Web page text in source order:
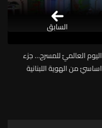
اليوم العالميّ للمسرح… جزء
اساسيّ من الهوية اللبنانية
السابق